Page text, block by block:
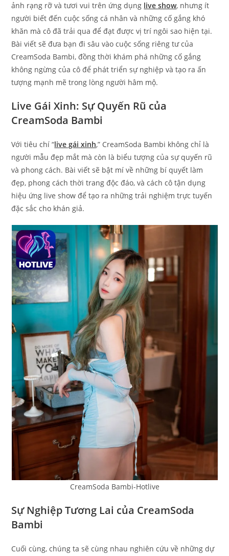
ảnh rạng rỡ và tươi vui trên ứng dụng live show, nhưng ít
người biết đến cuộc sống cá nhân và những cố gắng khó
khăn mà cô đã trải qua để đạt được vị trí ngôi sao hiện tại.
Bài viết sẽ đưa bạn đi sâu vào cuộc sống riêng tư của
CreamSoda Bambi, đồng thời khám phá những cố gắng
không ngừng của cô để phát triển sự nghiệp và tạo ra ấn
tượng mạnh mẽ trong lòng người hâm mộ.
Live Gái Xinh: Sự Quyến Rũ của
CreamSoda Bambi
Với tiêu chí “live gái xinh,” CreamSoda Bambi không chỉ là
người mẫu đẹp mắt mà còn là biểu tượng của sự quyến rũ
và phong cách. Bài viết sẽ bật mí về những bí quyết làm
đẹp, phong cách thời trang độc đáo, và cách cô tận dụng
hiệu ứng live show để tạo ra những trải nghiệm trực tuyến
đặc sắc cho khán giả.
CreamSoda Bambi-Hotlive
Sự Nghiệp Tương Lai của CreamSoda
Bambi
Cuối cùng, chúng ta sẽ cùng nhau nghiên cứu về những dự